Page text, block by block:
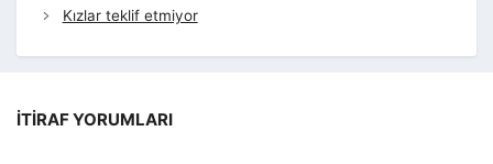
Kızlar teklif etmiyor
İTIRAF YORUMLARI